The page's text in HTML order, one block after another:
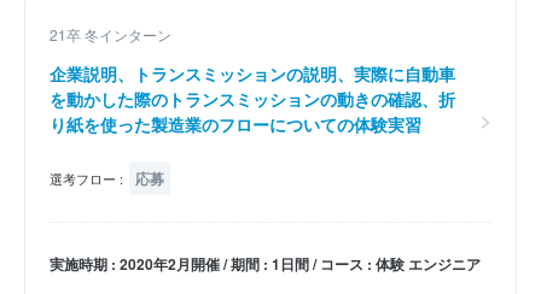
21卒 冬インターン
企業説明、トランスミッションの説明、実際に自動車
を動かした際のトランスミッションの動きの確認、折
り紙を使った製造業のフローについての体験実習
選考フロー : 応募
実施時期 : 2020年2月開催 / 期間 : 1日間 / コース : 体験 エンジニア